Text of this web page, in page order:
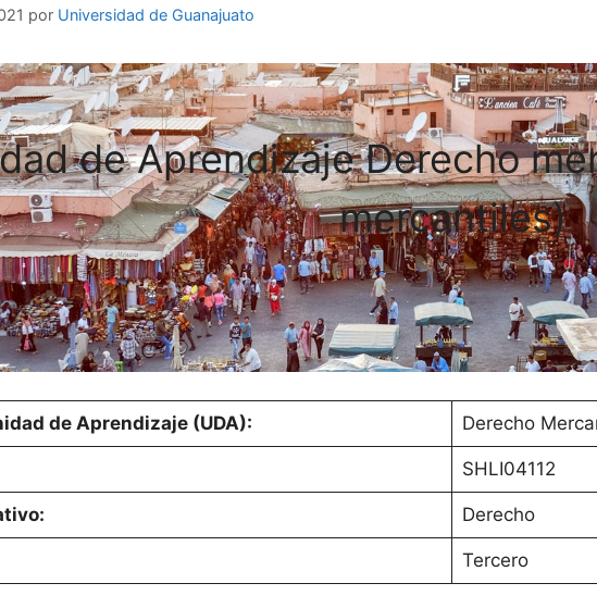
por Universidad de Guanajuato
de Aprendizaje Derecho
mercantiles)
de Aprendizaje (UDA): Derecho
SHLI04112
Derecho
Tercero